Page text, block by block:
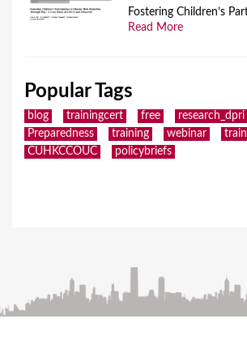
Fostering Children’s
Read More
Popular Tags
blog trainingcert free
research_dpri
Preparedness
training webinar
CUHKCCOUC
policybriefs